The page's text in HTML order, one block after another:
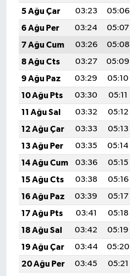
5 Ağu Çar
03:23 05:06
6 Ağu Per
03:24 05:07
7 Ağu Cum
03:26 05:08
8 Ağu Cts
03:27 05:09
9 Ağu Paz
03:29 05:10
10 Ağu Pts
03:30 05:11
11 Ağu Sal
03:32 05:12
12 Ağu Çar
03:33 05:13
13 Ağu Per
03:35 05:14
14 Ağu Cum
03:36 05:15
15 Ağu Cts
03:38 05:16
16 Ağu Paz
03:39 05:17
17 Ağu Pts
03:41 05:18
18 Ağu Sal
03:42 05:19
19 Ağu Çar
03:44 05:20
20 Ağu Per
03:45 05:21